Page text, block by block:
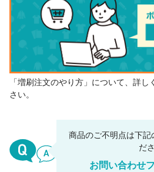
「増刷注文のやり方」について、詳し
さい。
商品のご不明点は下記
だ
お問い合わせ